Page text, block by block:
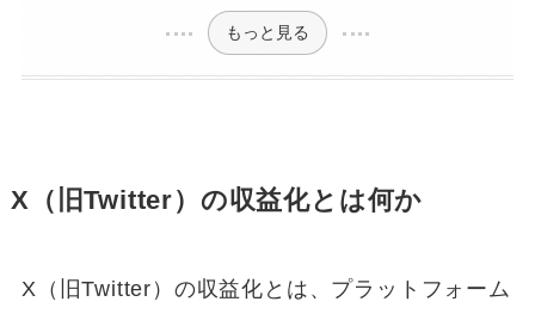
もっと見る
X（旧Twitter）の収益化とは何か
X（旧Twitter）の収益化とは、プラットフォーム